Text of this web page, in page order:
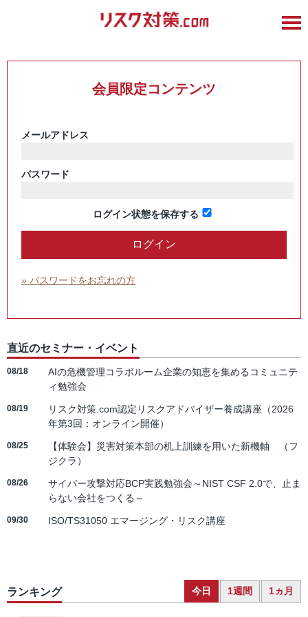
会員限定コンテンツ
メールアドレス
パスワード
ログイン状態を保存する
» パスワードをお忘れの方
直近のセミナー・イベント
08/18
AIの危機管理コラボルーム企業の知恵を集めるコミュニテ
ィ勉強会
08/19
リスク対策.com認定リスクアドバイザー養成講座（2026
年第3回：オンライン開催）
08/25
【体験会】災害対策本部の机上訓練を用いた新機軸 （フ
ジクラ）
08/26
サイバー攻撃対応BCP実践勉強会～NIST CSF 2.0で、止ま
らない会社をつくる～
09/30 ISO/TS31050 エマージング・リスク講座
ランキング 今日 1週間 1ヵ月